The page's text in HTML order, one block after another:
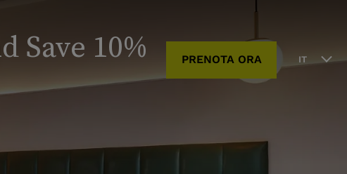
PRENOTA ORA IT
Save 10%